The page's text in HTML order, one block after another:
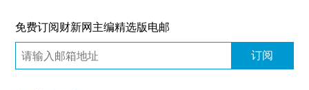
免费订阅财新网主编精选版电邮
订阅